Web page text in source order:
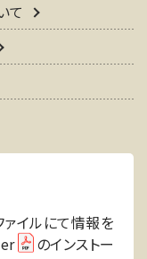
て
イルにて情報を
のインストー